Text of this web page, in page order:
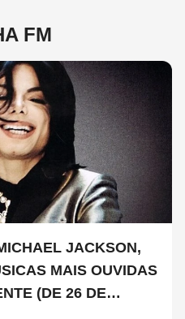
FM
JACKSON,
MAIS OUVIDAS
(DE 26 DE